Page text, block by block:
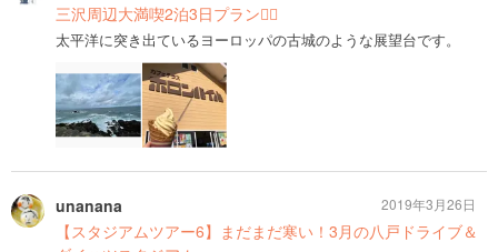
三沢周辺大満喫2泊3日プラン🙆‍♀️
太平洋に突き出ているヨーロッパの古城のような展望台です。
unanana
【スタジアムツアー6】まだまだ寒い！3月の八戸ドライブ＆
2019年3月26日